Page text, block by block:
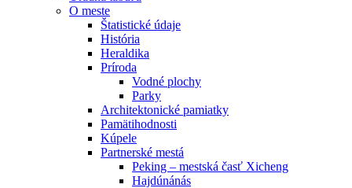
O meste
Štatistické údaje
História
Heraldika
Príroda
Vodné plochy
Parky
Architektonické pamiatky
Pamätihodnosti
Kúpele
Partnerské mestá
Peking – mestská časť Xicheng
Hajdúnánás